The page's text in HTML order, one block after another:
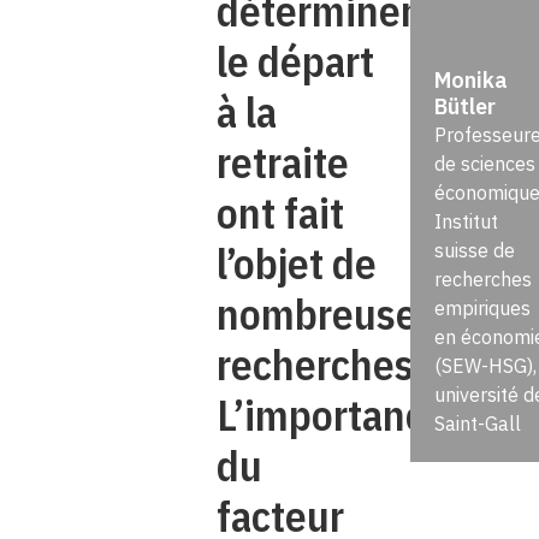
le départ
à la
retraite
ont fait
l’objet de
nombreuses
recherches.
L’importance
du
facteur
Monika
Bütler
Professeure
de sciences
Institut
suisse de
recherches
empiriques
en
(SEW-HSG),
université
Saint-Gall